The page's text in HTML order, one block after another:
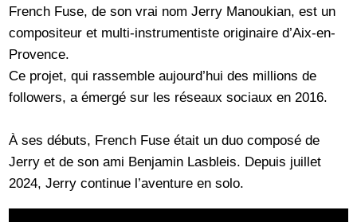
French Fuse, de son vrai nom Jerry Manoukian, est un
compositeur et multi-instrumentiste originaire d’Aix-en-
Provence.
Ce projet, qui rassemble aujourd’hui des millions de
followers, a émergé sur les réseaux sociaux en 2016.
À ses débuts, French Fuse était un duo composé de
Jerry et de son ami Benjamin Lasbleis. Depuis juillet
2024, Jerry continue l’aventure en solo.